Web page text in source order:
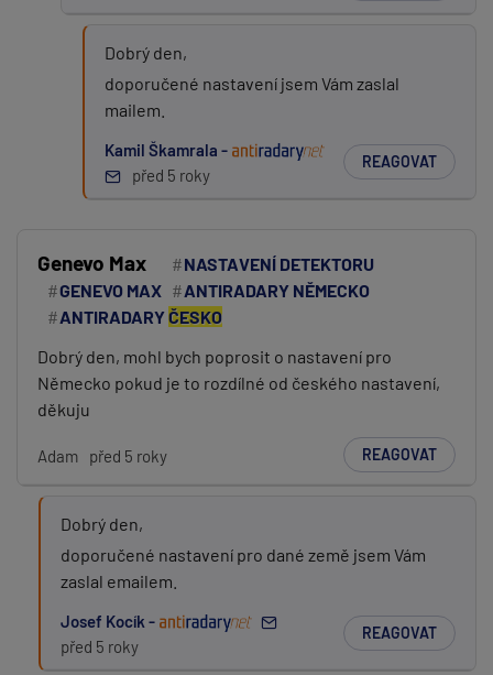
Dobrý den,
doporučené nastavení jsem Vám zaslal
mailem.
Kamil Škamrala -
před 5 roky
REAGOVAT
Genevo Max
NASTAVENÍ DETEKTORU
GENEVO MAX
ANTIRADARY NĚMECKO
ANTIRADARYČESKO
Dobrý den, mohl bych poprosit o nastavení pro
Německo pokud je to rozdílné od českého nastavení,
děkuju
Adam před 5 roky REAGOVAT
Dobrý den,
doporučené nastavení pro dané země jsem Vám
zaslal emailem.
Josef Kocík -
před 5 roky
REAGOVAT